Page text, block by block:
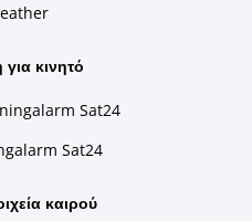
κινητό
Sat24
Sat24
καιρού